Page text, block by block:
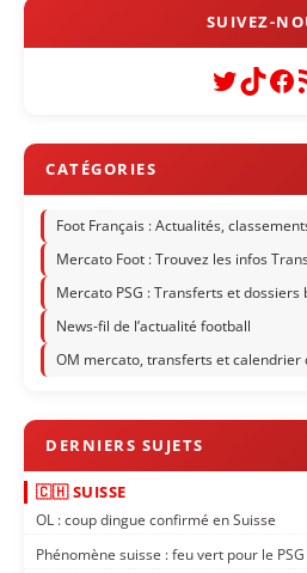
Twitter
Foot Français : Actualités,
Mercato Foot : Trouvez les infos
Mercato PSG : Transferts et dossiers
News-fil de l’actualité football
OM mercato, transferts et calendrier
🇨🇭 SUISSE
OL : coup dingue confirmé en Suisse
Phénomène suisse : feu vert pour le PSG